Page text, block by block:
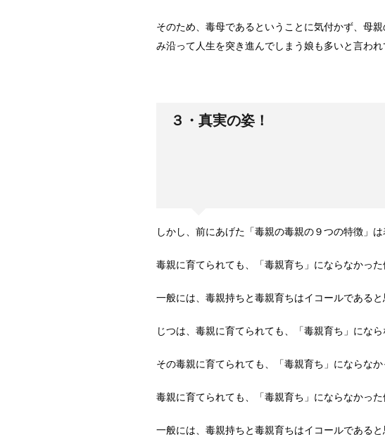
そのため、毒母であるということに気付かず、母
み沿って人生を突き進んでしまう娘も多いと言われ
３・真実の姿！
しかし、前にあげた「毒親の毒親の９つの特徴」
毒親に育てられても、「毒親育ち」にならなかった
一般には、毒親持ちと毒親育ちはイコールであると
じつは、毒親に育てられても、「毒親育ち」にな
その毒親に育てられても、「毒親育ち」にならな
毒親に育てられても、「毒親育ち」にならなかった
一般には、毒親持ちと毒親育ちはイコールであると